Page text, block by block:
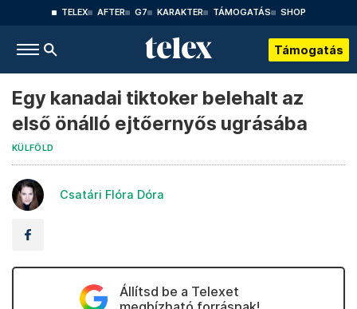
TELEX AFTER G7 KARAKTER TÁMOGATÁS SHOP
Támogatás
Egy kanadai tiktoker belehalt az
első önálló ejtőernyős ugrásába
KÜLFÖLD
Csatári Flóra Dóra
Állítsd be a Telexet